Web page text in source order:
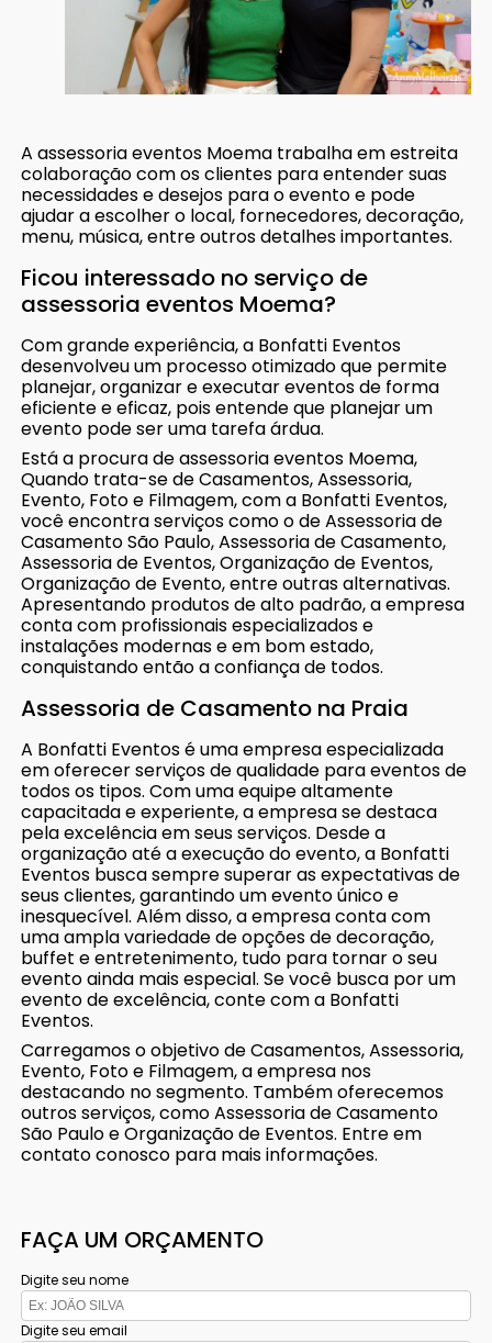
A assessoria eventos Moema trabalha em estreita
colaboração com os clientes para entender suas
necessidades e desejos para o evento e pode
ajudar a escolher o local, fornecedores, decoração,
menu, música, entre outros detalhes importantes.
Ficou interessado no serviço de
assessoria eventos Moema?
Com grande experiência, a Bonfatti Eventos
desenvolveu um processo otimizado que permite
planejar, organizar e executar eventos de forma
eficiente e eficaz, pois entende que planejar um
evento pode ser uma tarefa árdua.
Está a procura de assessoria eventos Moema,
Quando trata-se de Casamentos, Assessoria,
Evento, Foto e Filmagem, com a Bonfatti Eventos,
você encontra serviços como o de Assessoria de
Casamento São Paulo, Assessoria de Casamento,
Assessoria de Eventos, Organização de Eventos,
Organização de Evento, entre outras alternativas.
Apresentando produtos de alto padrão, a empresa
conta com profissionais especializados e
instalações modernas e em bom estado,
conquistando então a confiança de todos.
Assessoria de Casamento na Praia
A Bonfatti Eventos é uma empresa especializada
em oferecer serviços de qualidade para eventos de
todos os tipos. Com uma equipe altamente
capacitada e experiente, a empresa se destaca
pela excelência em seus serviços. Desde a
organização até a execução do evento, a Bonfatti
Eventos busca sempre superar as expectativas de
seus clientes, garantindo um evento único e
inesquecível. Além disso, a empresa conta com
uma ampla variedade de opções de decoração,
buffet e entretenimento, tudo para tornar o seu
evento ainda mais especial. Se você busca por um
evento de excelência, conte com a Bonfatti
Eventos.
Carregamos o objetivo de Casamentos, Assessoria,
Evento, Foto e Filmagem, a empresa nos
destacando no segmento. Também oferecemos
outros serviços, como Assessoria de Casamento
São Paulo e Organização de Eventos. Entre em
contato conosco para mais informações.
FAÇA UM ORÇAMENTO
Digite seu nome
Digite seu email